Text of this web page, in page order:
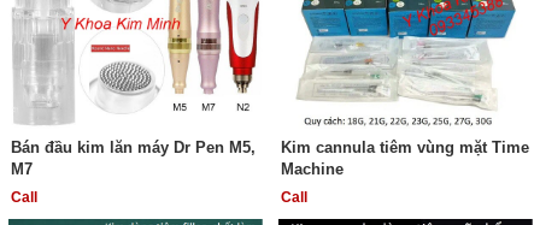
Bán đầu kim lăn máy Dr Pen M5,
M7
Call
Kim cannula tiêm vùng mặt Time
Machine
Call